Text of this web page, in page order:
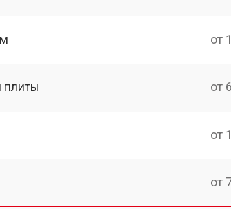
от
плиты от
от
от